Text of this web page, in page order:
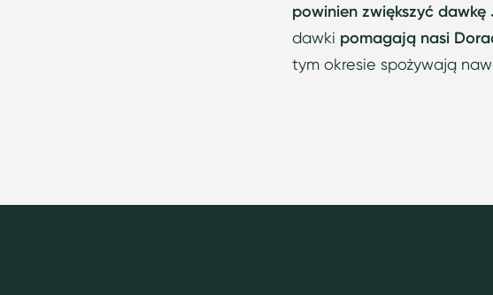
powinien zwiększyć dawkę
dawki pomagają nasi
tym okresie spożywają